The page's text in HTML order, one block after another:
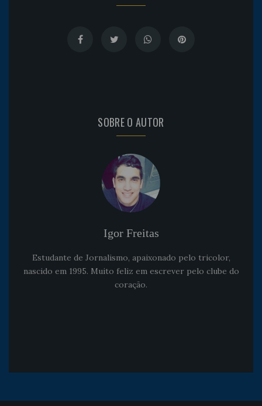
SOBRE O AUTOR
Igor Freitas
Estudante de Jornalismo, apaixonado pelo tricolor,
nascido em 1995. Muito feliz em escrever pelo clube do
coração.